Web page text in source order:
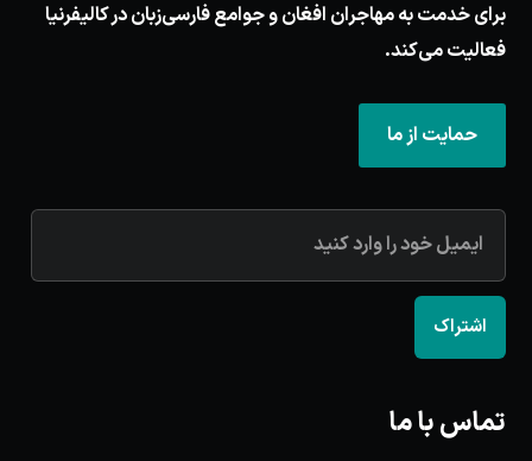
برای خدمت به مهاجران افغان و جوامع فارسی‌زبان در کالیفرنیا
فعالیت می‌کند.
حمایت از ما
اشتراک
تماس با ما